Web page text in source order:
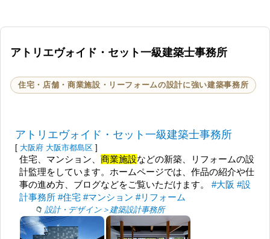
アトリエヴォイド・セット一級建築士事務所
住宅・店舗・商業施設・リーフォームの設計に強い建築事務所
アトリエヴォイド・セット一級建築士事務所
[ 大阪府 大阪市都島区 ]
住宅、マンション、商業施設などの新築、リフォームの設
計監理をしています。ホームページでは、作品の紹介や仕
事の進め方、ブログなどをご覧いただけます。#大阪 #設
計事務所 #住宅 #マンション #リフォーム
設計・デザイン＞建築設計事務所